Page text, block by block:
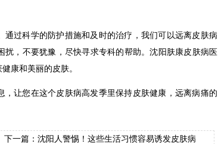
通过科学的防护措施和及时的治疗，我们可以远离皮肤病
，不要犹豫，尽快寻求专科的帮助。沈阳肤康皮肤病医
康和美丽的皮肤。
让您在这个皮肤病高发季里保持皮肤健康，远离病痛的
下一篇： 沈阳人警惕！这些生活习惯容易诱发皮肤病